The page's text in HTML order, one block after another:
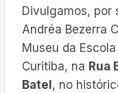
Divulgamos, por
Andréa Bezerra
Museu da
Curitiba, na Rua
Batel , no